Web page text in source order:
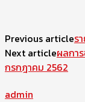
Previous articleร
Next articleผลกา
กรกฎาคม 2562
admin